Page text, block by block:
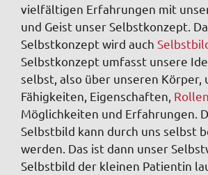
vielfältigen Erfahrungen mit
und Geist unser Selbstkonzept.
Selbstkonzept wird auch
Selbstkonzept umfasst unsere
selbst, also über unseren Körper,
Fähigkeiten, Eigenschaften, Rollen
Möglichkeiten und Erfahrungen.
Selbstbild kann durch uns selbst
werden. Das ist dann unser
Selbstbild der kleinen Patientin